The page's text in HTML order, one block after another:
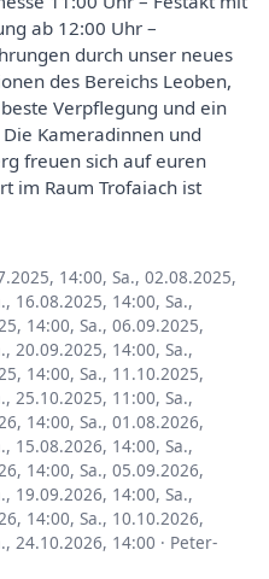
ab 12:00 Uhr –
durch unser neues
des Bereichs Leoben,
Verpflegung und ein
Kameradinnen und
freuen sich auf euren
im Raum Trofaiach ist
14:00, Sa., 02.08.2025,
16.08.2025, 14:00, Sa.,
14:00, Sa., 06.09.2025,
20.09.2025, 14:00, Sa.,
14:00, Sa., 11.10.2025,
25.10.2025, 11:00, Sa.,
14:00, Sa., 01.08.2026,
15.08.2026, 14:00, Sa.,
14:00, Sa., 05.09.2026,
19.09.2026, 14:00, Sa.,
14:00, Sa., 10.10.2026,
24.10.2026, 14:00 · Peter-